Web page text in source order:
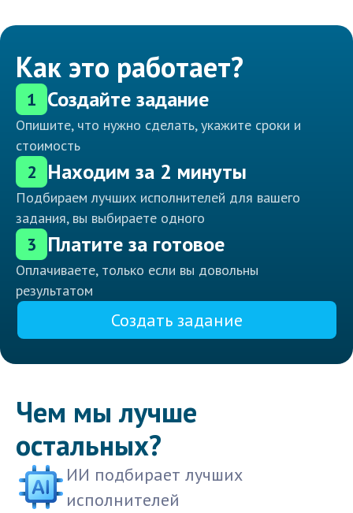
Как это работает?
1 Создайте задание
Опишите, что нужно сделать, укажите сроки и
стоимость
2 Находим за 2 минуты
Подбираем лучших исполнителей для вашего
задания, вы выбираете одного
3 Платите за готовое
Оплачиваете, только если вы довольны
результатом
Создать задание
Чем мы лучше
остальных?
ИИ подбирает лучших
исполнителей